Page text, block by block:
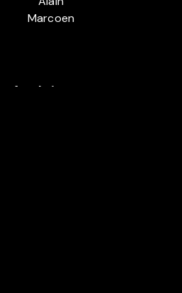
Marcoen
Auch in